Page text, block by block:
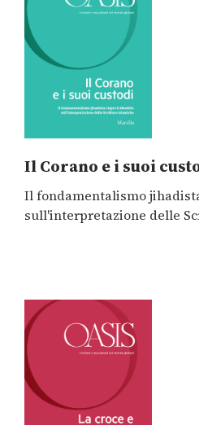
Il Corano e i suoi
Il fondamentalismo
sull'interpretazione delle